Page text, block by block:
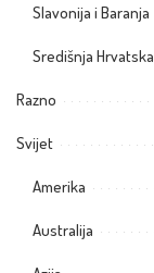
Slavonija i Baranja
Središnja Hrvatska
Razno
Svijet
Amerika
Australija